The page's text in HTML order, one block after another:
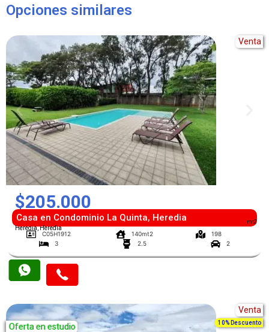
Opciones similares
mt2
Venta
$205.000
Casa en Condominio La Quinta, Heredia
Heredia, Heredia
C05H1912 140mt2
198
3
2.5 2
Venta
Oferta en estudio
10% Descuento